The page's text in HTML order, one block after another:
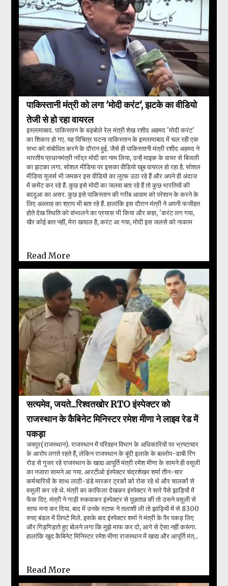
पाकिस्तानी मंत्री को लगा 'मोदी करंट', झटके का वीडियो
तेजी से हो रहा वायरल
इस्‍लामाबाद. पाकिस्तान के बड़बोले रेल मंत्री शेख रशीद अहमद 'मोदी करंट'
का शिकार हो गए. यह विचित्र घटना पाकिस्तान के इस्लामाबाद में चल रही एक
सभा को संबोधित करने के दौरान हुई. जैसे ही पाकिस्तानी मंत्री रशीद अहमद ने
भारतीय प्रधानमंत्री नरेंद्र मोदी का नाम लिया, उन्हें माइक के वायर से बिजली
का झटका लगा. सोशल मीडिया पर इसका वीडियो खूब वायरल हो रहा है. सोशल
मीडिया यूजर्स भी जमकर इस वीडियो का लुत्फ उठा रहे हैं और अपने ही अंदाज
में कमेंट कर रहे हैं. कुछ इसे मोदी का जलवा बता रहे हैं तो कुछ भारतियों की
बददुआ का असर. कुछ इसे पाकिस्तान की गरीब आवाम को परेशान के करने के
लिए अल्लाह का श्राप भी बता रहे हैं. हालांकि इस दौरान मंत्री ने अपनी फजीहत
होते देख स्थिति को संभालने का प्रयास भी किया और कहा, 'करंट लग गया,
खैर कोई बात नहीं, मेरा खयाल है, करंट आ गया, मोदी इस जलसे को नाकाम
Read More
सत्यमेव, जयते...रिश्वतखोर RTO इंस्पेक्टर को
राजस्थान के कैबिनेट मिनिस्टर रमेश मीणा ने लाइव रेड में
पकड़ा
जयपुर(राजस्थान). राजस्थान में परिवहन विभाग के अधिकारियों पर भ्रष्टाचार
के आरोप लगते रहते हैं, लेकिन राजस्थान के बूंदी इलाके के बल्लोप-डाबी रिंग
रोड से गुजर रहे राजस्थान के खाद्य आपूर्ति मंत्री रमेश मीणा के सामने ही वसूली
का नजारा सामने आ गया. आरटीओ इंस्पेक्टर चंद्रशेखर शर्मा तीन-चार
कर्मचारियों के साथ लाठी-डंडे मारकर ट्रकों को रोक रहे थे और चालकों से
वसूली कर रहे थे. मंत्री का काफिला देखकर इंस्पेक्टर ने सारे पैसे झाड़ियों में
फेंक दिए. मंत्री ने गाड़ी रुकवाकर इंस्पेक्टर से पूछताछ की तो उसने वसूली से
साफ मना कर दिया. बाद में उनके स्टाफ ने तलाशी ली तो झाड़ियों में से 8300
रुपए बंडल में लिपटे मिले. इसके बाद इंस्पेक्टर शर्मा ने मंत्री के पैर पकड़ लिए
और गिड़गिड़ाते हुए बोलने लगा कि मुझे माफ कर दो, आगे से ऐसा नहीं करूंगा.
हालांकि खुद कैबिनेट मिनिस्टर रमेश मीणा राजस्थान में खाद्य और आपूर्ति मंत्...
Read More